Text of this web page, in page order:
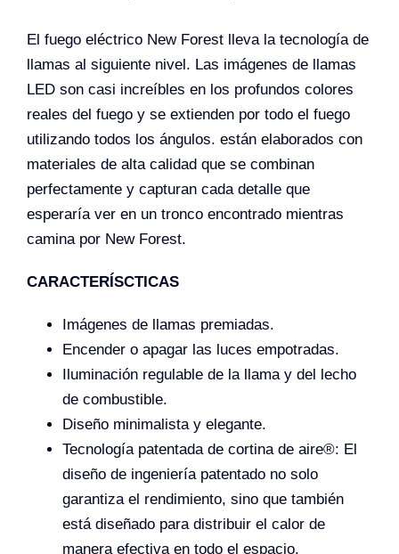
El fuego eléctrico New Forest lleva la tecnología de
llamas al siguiente nivel. Las imágenes de llamas
LED son casi increíbles en los profundos colores
reales del fuego y se extienden por todo el fuego
utilizando todos los ángulos. están elaborados con
materiales de alta calidad que se combinan
perfectamente y capturan cada detalle que
esperaría ver en un tronco encontrado mientras
camina por New Forest.
CARACTERÍSCTICAS
Imágenes de llamas premiadas.
Encender o apagar las luces empotradas.
Iluminación regulable de la llama y del lecho
de combustible.
Diseño minimalista y elegante.
Tecnología patentada de cortina de aire®: El
diseño de ingeniería patentado no solo
garantiza el rendimiento, sino que también
está diseñado para distribuir el calor de
manera efectiva en todo el espacio.